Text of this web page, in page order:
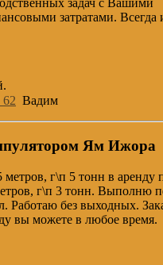
задач с Вашими
затратами. Всегда
62 Вадим
Ям Ижора
г\п 5 тонн в аренду
г\п 3 тонн. Выполню
Работаю без выходных.
вы можете в любое время.